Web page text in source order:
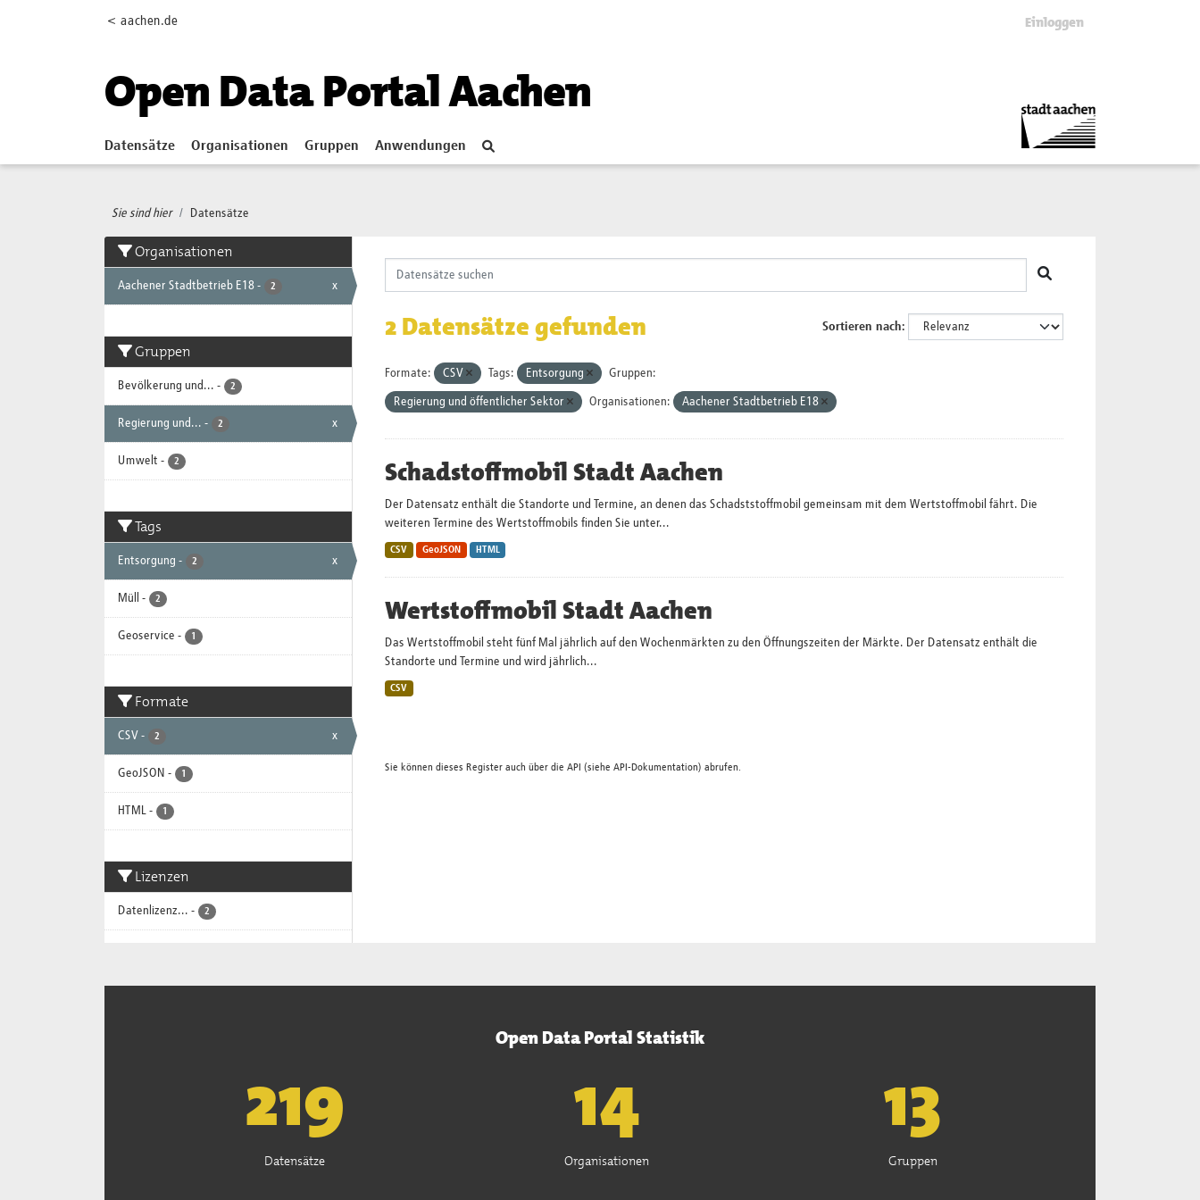
< aachen.de Einloggen
Open Data Portal Aachen
Datensätze Organisationen Gruppen Anwendungen
Sie sind hier Datensätze
Organisationen
Aachener Stadtbetrieb E18 - 2 x
Gruppen
Bevölkerung und... - 2
Regierung und... - 2 x
Umwelt - 2
Tags
Entsorgung - 2 x
Müll - 2
Geoservice - 1
Formate
CSV - 2 x
GeoJSON - 1
HTML - 1
Lizenzen
Datenlizenz... - 2
Sortieren nach
2 Datensätze gefunden
Formate: CSV Tags: Entsorgung Gruppen:
Regierung und öffentlicher Sektor Organisationen: Aachener Stadtbetrieb E18
Schadstoffmobil Stadt Aachen
Der Datensatz enthält die Standorte und Termine, an denen das Schadststoffmobil gemeinsam mit dem Wertstoffmobil fährt. Die
weiteren Termine des Wertstoffmobils finden Sie unter...
CSV GeoJSON HTML
Wertstoffmobil Stadt Aachen
Das Wertstoffmobil steht fünf Mal jährlich auf den Wochenmärkten zu den Öffnungszeiten der Märkte. Der Datensatz enthält die
Standorte und Termine und wird jährlich...
CSV
Sie können dieses Register auch über die API (siehe API-Dokumentation) abrufen.
Open Data Portal Statistik
222
Datensätze
15
Organisationen
13
Gruppen